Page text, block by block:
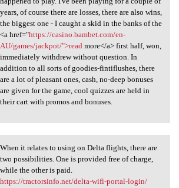
years, of course there are losses, there are also wins,
the biggest one - I caught a skid in the banks of the
<a href="https://casino.bambet.com/en-
AU/games/jackpot/">read more</a> first half, won,
immediately withdrew without question. In
addition to all sorts of goodies-fintiflushes, there
are a lot of pleasant ones, cash, no-deep bonuses
are given for the game, cool quizzes are held in
their cart with promos and bonuses.
it relates to using on
When it relates to using on Delta flights, there are
two possibilities. One is provided free of charge,
while the other is paid.
https://tractorsinfo.net/delta-wifi-portal-login/